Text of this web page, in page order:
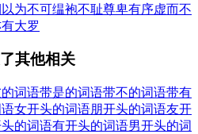
为不可缊袍不耻尊卑有序虚而不
大罗
其他相关
词语带是的词语带不的词语带有
女开头的词语朋开头的词语友开
的词语有开头的词语男开头的词